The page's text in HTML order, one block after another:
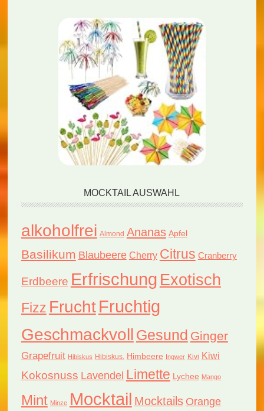
MOCKTAIL AUSWAHL
alkoholfrei Almond Ananas Apfel
Basilikum Blaubeere Cherry Citrus Cranberry
Erdbeere Erfrischung Exotisch
Fizz FruchtFruchtig
Geschmackvoll Gesund Ginger
Grapefruit Hibiskus Hibiskus. Himbeere Ingwer Kivi Kiwi
Kokosnuss Lavendel Limette Lychee Mango
Mint Minze Mocktail Mocktails Orange